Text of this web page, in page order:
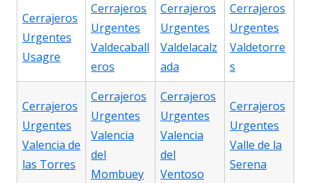
Cerrajeros
Urgentes
Usagre
Cerrajeros
Urgentes
Valdecaball
eros
Cerrajeros
Urgentes
Valdelacalz
ada
Cerrajeros
Urgentes
Valdetorre
s
Cerrajeros
Urgentes
Valencia de
las Torres
Cerrajeros
Urgentes
Valencia
del
Mombuey
Cerrajeros
Urgentes
Valencia
del
Ventoso
Cerrajeros
Urgentes
Valle de la
Serena